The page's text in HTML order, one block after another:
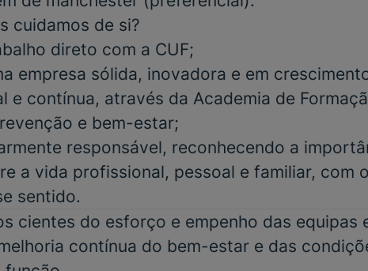
cuidamos de si?
direto com a CUF;
empresa sólida, inovadora e em
e contínua, através da Academia de
e bem-estar;
responsável, reconhecendo a
a vida profissional, pessoal e familiar, com
sentido.
cientes do esforço e empenho das equipas
contínua do bem-estar e das